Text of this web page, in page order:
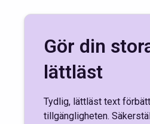
Gör din
lättläst
Tydlig, lättläst text
tillgängligheten.